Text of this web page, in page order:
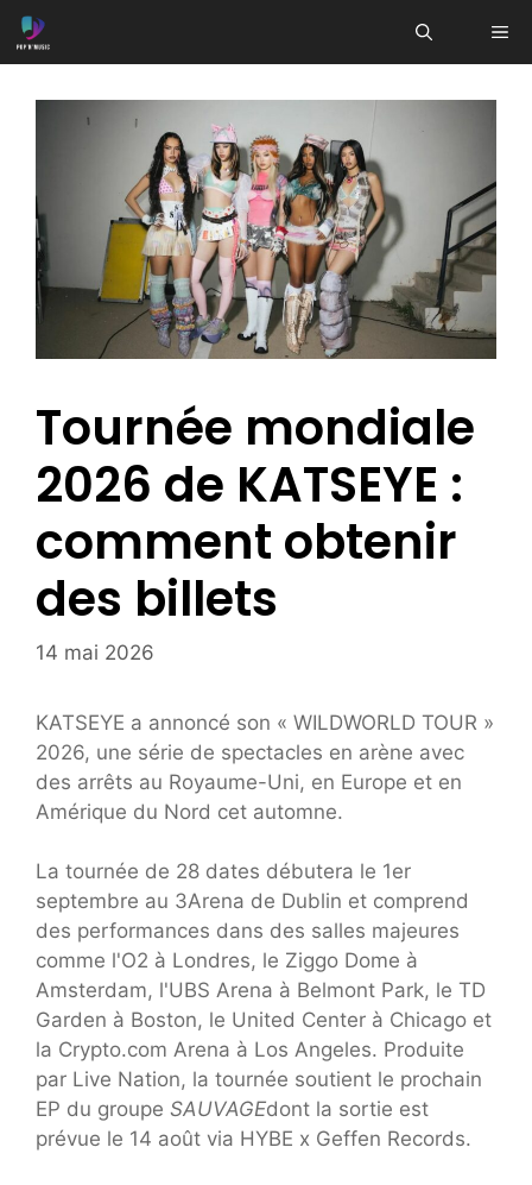
Aller
au
Tournée mondiale
2026 de KATSEYE :
comment obtenir
des billets
14 mai 2026
KATSEYE a annoncé son « WILDWORLD TOUR »
2026, une série de spectacles en arène avec
des arrêts au Royaume-Uni, en Europe et en
Amérique du Nord cet automne.
La tournée de 28 dates débutera le 1er
septembre au 3Arena de Dublin et comprend
des performances dans des salles majeures
comme l'O2 à Londres, le Ziggo Dome à
Amsterdam, l'UBS Arena à Belmont Park, le TD
Garden à Boston, le United Center à Chicago et
la Crypto.com Arena à Los Angeles. Produite
par Live Nation, la tournée soutient le prochain
EP du groupe SAUVAGEdont la sortie est
prévue le 14 août via HYBE x Geffen Records.